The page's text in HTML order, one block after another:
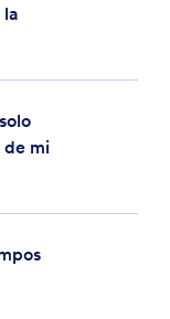
de mi